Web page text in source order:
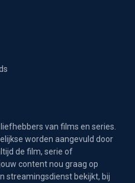
van films en series.
worden aangevuld door
de film, serie of
content nou graag op
streamingsdienst bekijkt, bij